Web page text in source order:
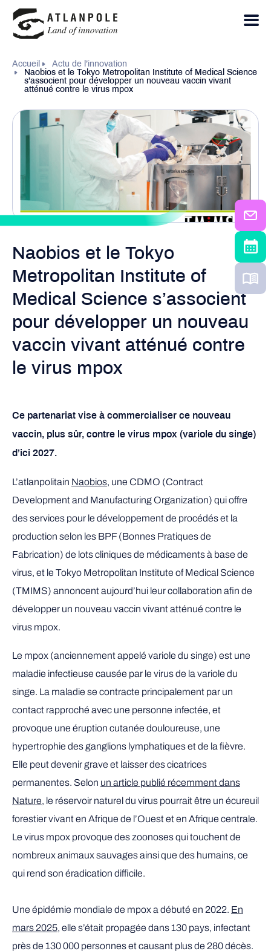
Accueil
Actu de l’innovation
Naobios et le Tokyo Metropolitan Institute of Medical Science
s’associent pour développer un nouveau vaccin vivant
atténué contre le virus mpox
Naobios et le Tokyo
Metropolitan Institute of
Medical Science s’associent
pour développer un nouveau
vaccin vivant atténué contre
le virus mpox
Ce partenariat vise à commercialiser ce nouveau
vaccin, plus sûr, contre le virus mpox (variole du singe)
d’ici 2027.
L’atlanpolitain Naobios, une CDMO (Contract
Development and Manufacturing Organization) qui offre
des services pour le développement de procédés et la
production selon les BPF (Bonnes Pratiques de
Fabrication) de lots cliniques de médicaments à base de
virus, et le Tokyo Metropolitan Institute of Medical Science
(TMIMS) annoncent aujourd’hui leur collaboration afin de
développer un nouveau vaccin vivant atténué contre le
virus mpox.
Le mpox (anciennement appelé variole du singe) est une
maladie infectieuse causée par le virus de la variole du
singe. La maladie se contracte principalement par un
contact rapproché avec une personne infectée, et
provoque une éruption cutanée douloureuse, une
hypertrophie des ganglions lymphatiques et de la fièvre.
Elle peut devenir grave et laisser des cicatrices
permanentes. Selon un article publié récemment dans
Nature, le réservoir naturel du virus pourrait être un écureuil
forestier vivant en Afrique de l’Ouest et en Afrique centrale.
Le virus mpox provoque des zoonoses qui touchent de
nombreux animaux sauvages ainsi que des humains, ce
qui rend son éradication difficile.
Une épidémie mondiale de mpox a débuté en 2022. En
mars 2025, elle s’était propagée dans 130 pays, infectant
près de 130 000 personnes et causant plus de 280 décès.